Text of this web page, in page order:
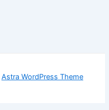
Astra WordPress Theme